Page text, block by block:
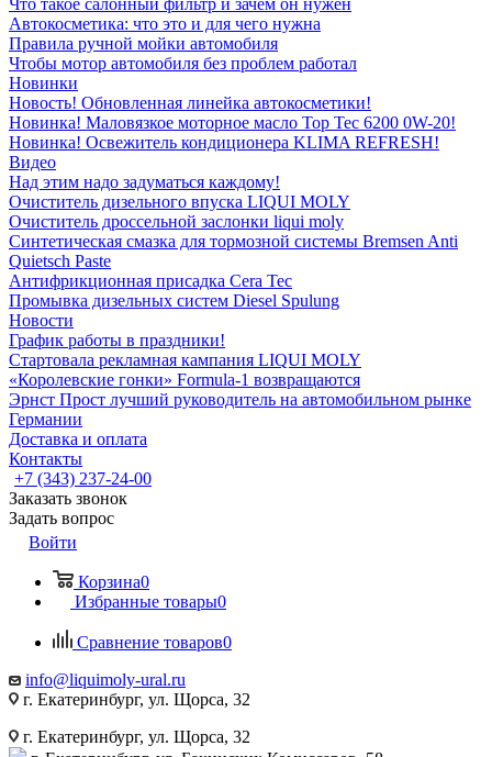
Что такое салонный фильтр и зачем он нужен
Автокосметика: что это и для чего нужна
Правила ручной мойки автомобиля
Чтобы мотор автомобиля без проблем работал
Новинки
Новость! Обновленная линейка автокосметики!
Новинка! Маловязкое моторное масло Top Tec 6200 0W-20!
Новинка! Освежитель кондиционера KLIMA REFRESH!
Видео
Над этим надо задуматься каждому!
Очиститель дизельного впуска LIQUI MOLY
Очиститель дроссельной заслонки liqui moly
Синтетическая смазка для тормозной системы Bremsen Anti
Quietsch Paste
Антифрикционная присадка Cera Tec
Промывка дизельных систем Diesel Spulung
Новости
График работы в праздники!
Стартовала рекламная кампания LIQUI MOLY
«Королевские гонки» Formula-1 возвращаются
Эрнст Прост лучший руководитель на автомобильном рынке
Германии
Доставка и оплата
Контакты
+7 (343) 237-24-00
Заказать звонок
Задать вопрос
Войти
Корзина0
Избранные товары0
Сравнение товаров0
info@liquimoly-ural.ru
г. Екатеринбург, ул. Щорса, 32
г. Екатеринбург, ул. Щорса, 32